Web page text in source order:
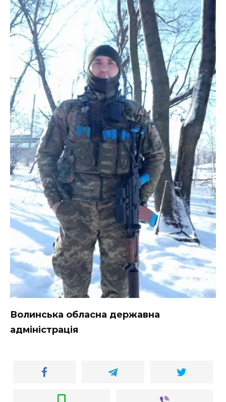
Волинська обласна державна
адміністрація